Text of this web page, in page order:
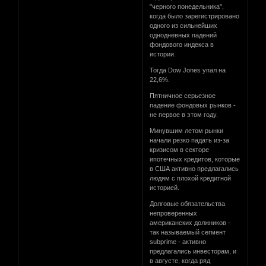
"черного понедельника",
когда было зарегистрировано
одного из сильнейших
однодневных падений
фондового индекса в
истории.
Тогда Dow Jones упал на
22,6%.
Пятничное серьезное
падение фондовых рынков -
не первое в этом году.
Минувшим летом рынки
начали резко падать из-за
кризисом в секторе
ипотечных кредитов, которые
в США активно предлагались
людям с плохой кредитной
историей.
Долговые обязательства
непроверенных
американских должников -
так называемый сегмент
subprime - активно
предлагались инвесторам, и
в августе, когда ряд